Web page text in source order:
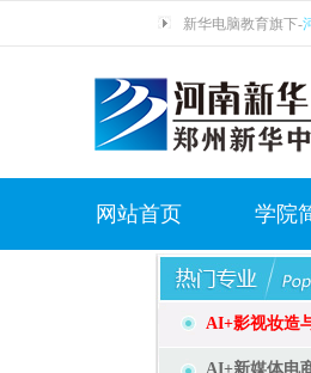
新华电脑教育旗下-
网站首页 学院
AI+影视妆造
AI+新媒体电